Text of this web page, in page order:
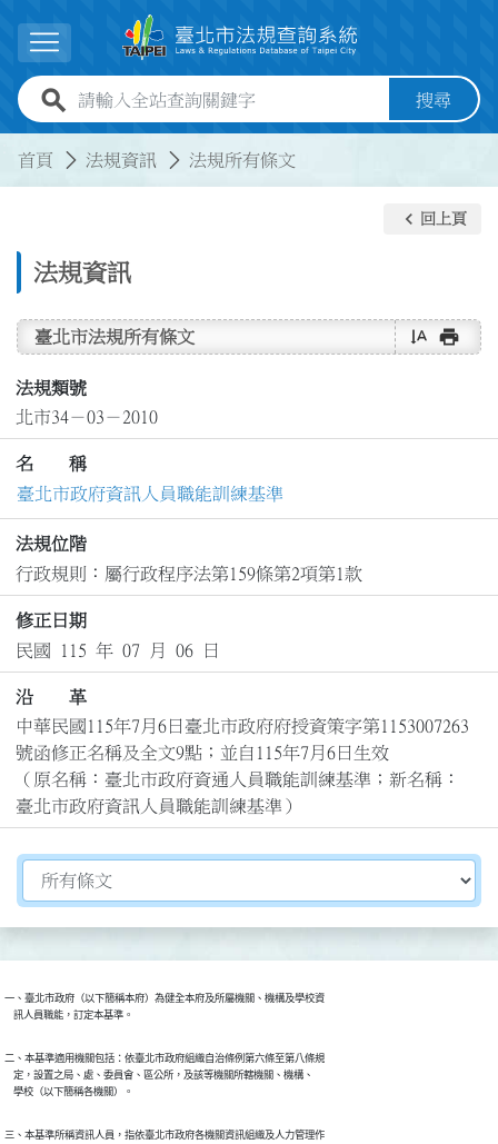
展開選單
全站查詢關鍵字欄位 搜尋
首頁 法規資訊 法規所有條文
法規資訊
keyboard_arrow_left 回上頁
臺北市法規所有條文 text_rotate_vertical print
法規類號
北市34－03－2010
名 稱
臺北市政府資訊人員職能訓練基準
法規位階
行政規則：屬行政程序法第159條第2項第1款
修正日期
民國 115 年 07 月 06 日
沿 革
中華民國115年7月6日臺北市政府府授資策字第1153007263
號函修正名稱及全文9點；並自115年7月6日生效
（原名稱：臺北市政府資通人員職能訓練基準；新名稱：
臺北市政府資訊人員職能訓練基準）
切換選擇法規資訊內容
一、臺北市政府（以下簡稱本府）為健全本府及所屬機關、機構及學校資
    訊人員職能，訂定本基準。
二、本基準適用機關包括：依臺北市政府組織自治條例第六條至第八條規
    定，設置之局、處、委員會、區公所，及該等機關所轄機關、機構、
    學校（以下簡稱各機關）。
三、本基準所稱資訊人員，指依臺北市政府各機關資訊組織及人力管理作